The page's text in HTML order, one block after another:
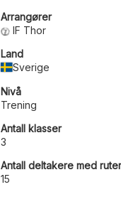
Arrangører
IF Thor
Land
Sverige
Nivå
Trening
Antall klasser
3
Antall deltakere med ruter
15